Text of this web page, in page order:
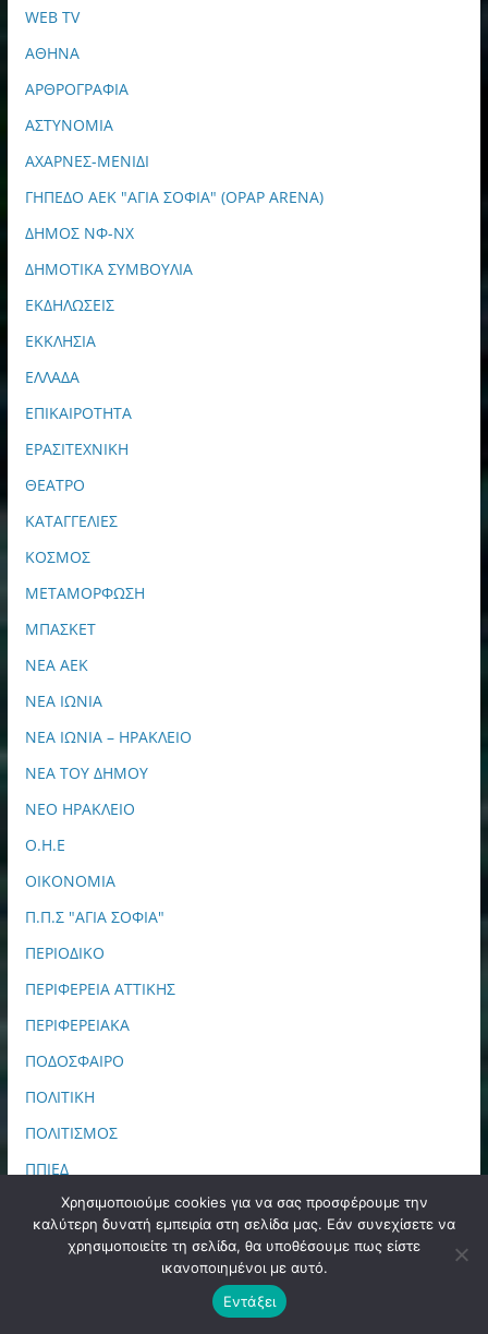
WEB TV
ΑΘΗΝΑ
ΑΡΘΡΟΓΡΑΦΙΑ
ΑΣΤΥΝΟΜΙΑ
ΑΧΑΡΝΕΣ-ΜΕΝΙΔΙ
ΓΗΠΕΔΟ ΑΕΚ "ΑΓΙΑ ΣΟΦΙΑ" (OPAP ARENA)
ΔΗΜΟΣ ΝΦ-ΝΧ
ΔΗΜΟΤΙΚΑ ΣΥΜΒΟΥΛΙΑ
ΕΚΔΗΛΩΣΕΙΣ
ΕΚΚΛΗΣΙΑ
ΕΛΛΑΔΑ
ΕΠΙΚΑΙΡΟΤΗΤΑ
ΕΡΑΣΙΤΕΧΝΙΚΗ
ΘΕΑΤΡΟ
ΚΑΤΑΓΓΕΛΙΕΣ
ΚΟΣΜΟΣ
ΜΕΤΑΜΟΡΦΩΣΗ
ΜΠΑΣΚΕΤ
ΝΕΑ ΑΕΚ
ΝΕΑ ΙΩΝΙΑ
ΝΕΑ ΙΩΝΙΑ – ΗΡΑΚΛΕΙΟ
ΝΕΑ ΤΟΥ ΔΗΜΟΥ
ΝΕΟ ΗΡΑΚΛΕΙΟ
Ο.Η.Ε
ΟΙΚΟΝΟΜΙΑ
Π.Π.Σ "ΑΓΙΑ ΣΟΦΙΑ"
ΠΕΡΙΟΔΙΚΟ
ΠΕΡΙΦΕΡΕΙΑ ΑΤΤΙΚΗΣ
ΠΕΡΙΦΕΡΕΙΑΚΑ
ΠΟΔΟΣΦΑΙΡΟ
ΠΟΛΙΤΙΚΗ
ΠΟΛΙΤΙΣΜΟΣ
ΠΠΙΕΔ
ΠΡΩΤΟΣΕΛΙΔΑ
ΣΑΝ ΣΗΜΕΡΑ
Χρησιμοποιούμε cookies για να σας προσφέρουμε την
καλύτερη δυνατή εμπειρία στη σελίδα μας. Εάν συνεχίσετε να
χρησιμοποιείτε τη σελίδα, θα υποθέσουμε πως είστε
ικανοποιημένοι με αυτό.
Εντάξει